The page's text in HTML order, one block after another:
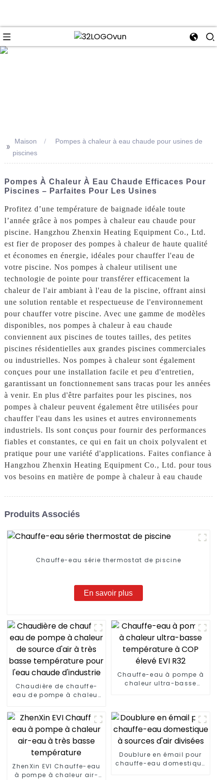
>> Maison
Pompes à chaleur à eau chaude pour usines de
piscines
Pompes À Chaleur À Eau Chaude Efficaces Pour
Piscines – Parfaites Pour Les Usines
Profitez d’une température de baignade idéale toute
l’année grâce à nos pompes à chaleur eau chaude pour
piscine. Hangzhou Zhenxin Heating Equipment Co., Ltd.
est fier de proposer des pompes à chaleur de haute qualité
et économes en énergie, idéales pour chauffer l'eau de
votre piscine. Nos pompes à chaleur utilisent une
technologie de pointe pour transférer efficacement la
chaleur de l'air ambiant à l'eau de la piscine, offrant ainsi
une solution rentable et respectueuse de l'environnement
pour chauffer votre piscine. Avec une gamme de modèles
disponibles, nos pompes à chaleur à eau chaude
conviennent aux piscines de toutes tailles, des petites
piscines résidentielles aux grandes piscines commerciales
ou industrielles. Nos pompes à chaleur sont également
conçues pour une installation facile et peu d'entretien,
garantissant un fonctionnement sans tracas pour les années
à venir. En plus d'être parfaites pour les piscines, nos
pompes à chaleur peuvent également être utilisées pour
chauffer l'eau dans les usines et autres environnements
industriels. Ils sont conçus pour fournir des performances
fiables et constantes, ce qui en fait un choix polyvalent et
pratique pour une variété d'applications. Faites confiance à
Hangzhou Zhenxin Heating Equipment Co., Ltd. pour tous
vos besoins en matière de pompe à chaleur à eau chaude
Produits Associés
Chauffe-eau série thermostat de piscine
En savoir plus
Chaudière de chauffe-
eau de pompe à chaleur
basse température pour
l'eau chaude d'industrie
Chauffe-eau à pompe à
chaleur ultra-basse
ZhenXin EVI Chauffe-eau
à pompe à chaleur air-
Doublure en émail pour
chauffe-eau domestique